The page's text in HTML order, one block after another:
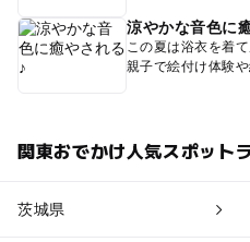
涼やかな音色に
この夏は浴衣を着
親子で絵付け体験
関東おでかけ人気スポット
茨城県